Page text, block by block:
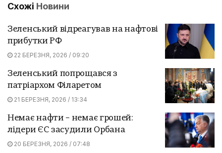
Схожі Новини
Зеленський відреагував на нафтові
прибутки РФ
22 БЕРЕЗНЯ, 2026 / 09:20
Зеленський попрощався з
патріархом Філаретом
21 БЕРЕЗНЯ, 2026 / 13:34
Немає нафти – немає грошей:
лідери ЄС засудили Орбана
20 БЕРЕЗНЯ, 2026 / 07:48